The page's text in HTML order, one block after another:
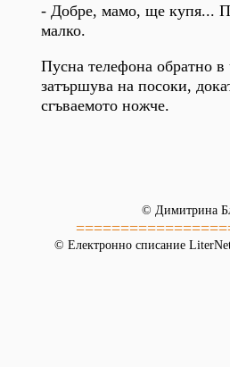
- Добре, мамо, ще купя...
малко.
Пусна телефона обратно в
затършува на посоки,
сгъваемото ножче.
© Димитрина
© Електронно списание